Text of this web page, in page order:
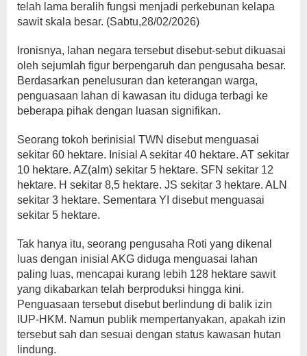
telah lama beralih fungsi menjadi perkebunan kelapa
sawit skala besar. (Sabtu,28/02/2026)
Ironisnya, lahan negara tersebut disebut-sebut dikuasai
oleh sejumlah figur berpengaruh dan pengusaha besar.
Berdasarkan penelusuran dan keterangan warga,
penguasaan lahan di kawasan itu diduga terbagi ke
beberapa pihak dengan luasan signifikan.
Seorang tokoh berinisial TWN disebut menguasai
sekitar 60 hektare. Inisial A sekitar 40 hektare. AT sekitar
10 hektare. AZ(alm) sekitar 5 hektare. SFN sekitar 12
hektare. H sekitar 8,5 hektare. JS sekitar 3 hektare. ALN
sekitar 3 hektare. Sementara YI disebut menguasai
sekitar 5 hektare.
Tak hanya itu, seorang pengusaha Roti yang dikenal
luas dengan inisial AKG diduga menguasai lahan
paling luas, mencapai kurang lebih 128 hektare sawit
yang dikabarkan telah berproduksi hingga kini.
Penguasaan tersebut disebut berlindung di balik izin
IUP-HKM. Namun publik mempertanyakan, apakah izin
tersebut sah dan sesuai dengan status kawasan hutan
lindung.